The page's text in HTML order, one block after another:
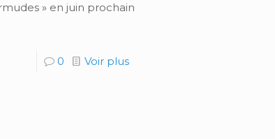
» en juin prochain
0 Voir plus